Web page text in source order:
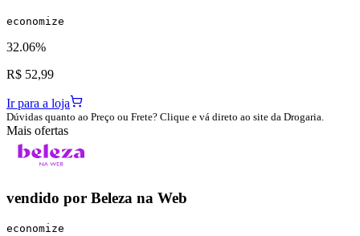
economize
32.06%
R$ 52,99
Ir para a loja
Dúvidas quanto ao Preço ou Frete? Clique e vá direto ao site da Drogaria.
Mais ofertas
vendido por Beleza na Web
economize